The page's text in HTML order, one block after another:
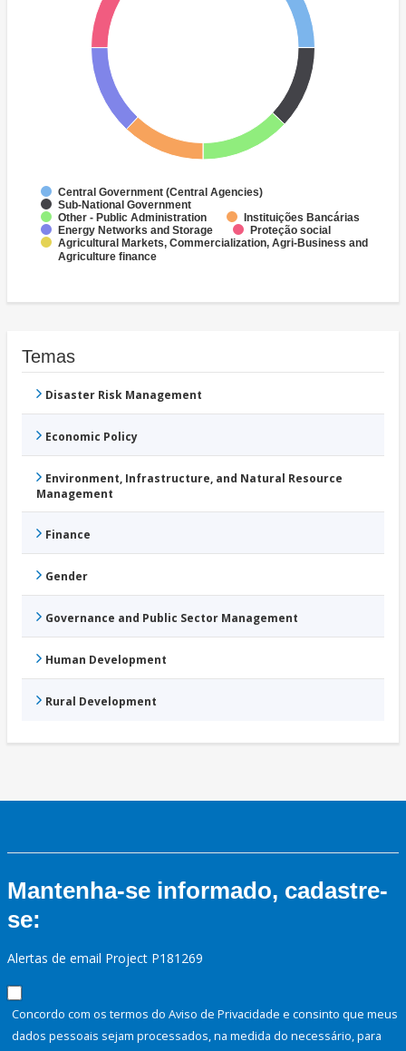
Central Government (Central Agencies)
Sub-National Government
Other - Public Administration
Instituições Bancárias
Energy Networks and Storage
Proteção social
Agricultural Markets, Commercialization, Agri-Business and
Agriculture finance
Temas
Disaster Risk Management
Economic Policy
Environment, Infrastructure, and Natural Resource
Management
Finance
Gender
Governance and Public Sector Management
Human Development
Rural Development
Mantenha-se informado, cadastre-
se:
Alertas de email Project P181269
Concordo com os termos do Aviso de Privacidade e consinto que meus
dados pessoais sejam processados, na medida do necessário, para